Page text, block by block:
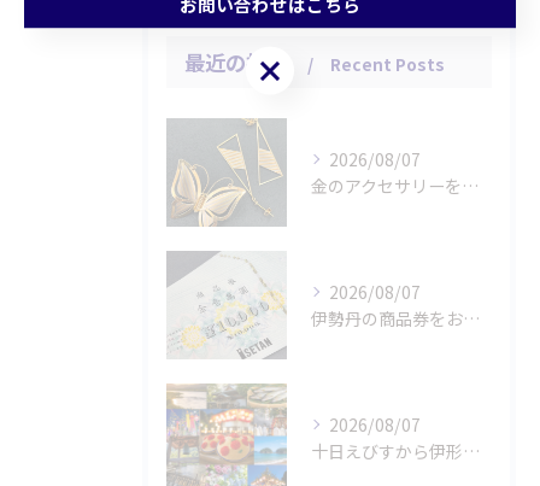
最近の投稿 Recent Posts
2026/08/07
金のアクセサリーをお買取りさせていただきました。
2026/08/07
伊勢丹の商品券をお買取りさせていただきました。
2026/08/07
十日えびすから伊形花笠踊りへ、延岡の年中行事
お問い合わせはこちら